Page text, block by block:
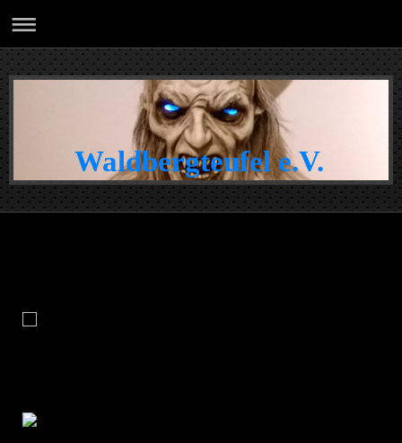
Waldbergteufel e.V.